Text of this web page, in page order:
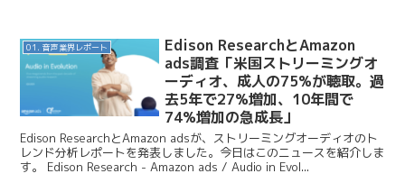
01. 音声業界レポート
Edison ResearchとAmazon
ads調査「米国ストリーミングオ
ーディオ、成人の75%が聴取。過
去5年で27%増加、10年間で
74%増加の急成長」
Edison ResearchとAmazon adsが、ストリーミングオーディオのト
レンド分析レポートを発表しました。今日はこのニュースを紹介しま
す。 Edison Research - Amazon ads / Audio in Evol...